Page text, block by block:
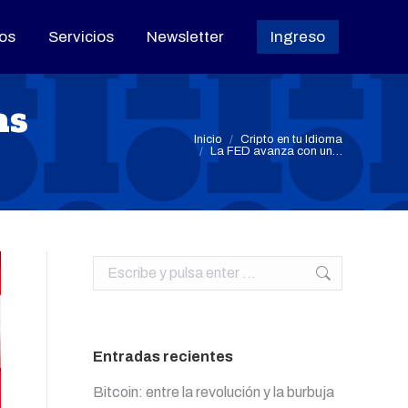
Servicios Newsletter Ingreso
Estás aquí: Inicio
Cripto en tu Idioma
La FED avanza con un…
Buscar:
Entradas recientes
Bitcoin: entre la revolución y la burbuja
Servicios Newsletter Ingreso